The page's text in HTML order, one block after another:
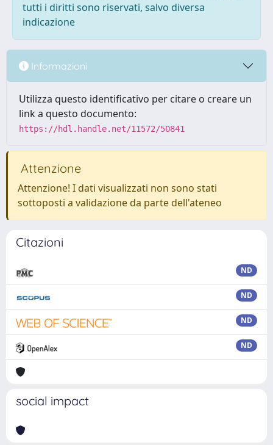
tutti i diritti sono riservati, salvo diversa
indicazione
Informazioni
Utilizza questo identificativo per citare o creare un
link a questo documento:
https://hdl.handle.net/11572/50841
Attenzione
Attenzione! I dati visualizzati non sono stati
sottoposti a validazione da parte dell'ateneo
Citazioni
ND
ND
ND
ND
social impact